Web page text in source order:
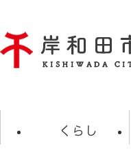
ジ
の
くらし